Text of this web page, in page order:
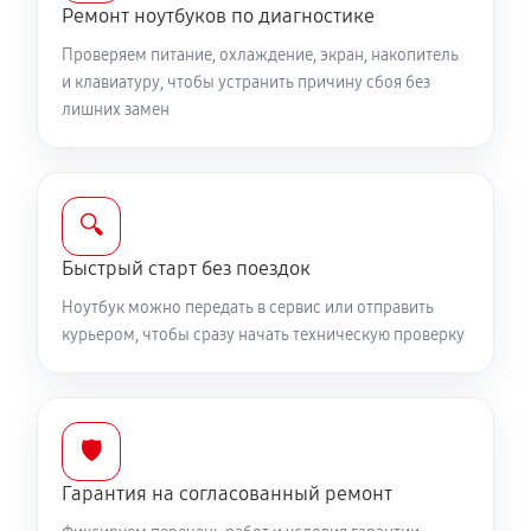
2250 руб 60 минут
Замена видеокарты ноутбука MSI 17 AI
1700 руб
Замена видеочипа ноутбука MSI 17 AI
2250 руб 100 минут
Ремонт подсветки ноутбука MSI 17 AI
1080 руб 90 минут
Ремонт ноутбуков по диагностике
Проверяем питание, охлаждение, экран, накопитель
и клавиатуру, чтобы устранить причину сбоя без
лишних замен
🔍
Быстрый старт без поездок
Ноутбук можно передать в сервис или отправить
курьером, чтобы сразу начать техническую проверку
🛡️
Гарантия на согласованный ремонт